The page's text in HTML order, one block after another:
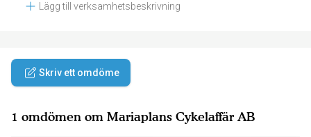
Lägg till verksamhetsbeskrivning
Skriv ett omdöme
1 omdömen om Mariaplans Cykelaffär AB